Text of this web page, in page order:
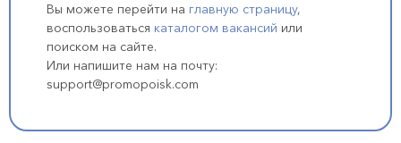
Вы можете перейти на главную страницу,
воспользоваться каталогом вакансий или
поиском на сайте.
Или напишите нам на почту:
support@promopoisk.com